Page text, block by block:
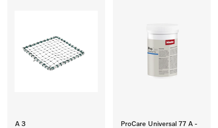
A 3
ProCare Universal 77 A -